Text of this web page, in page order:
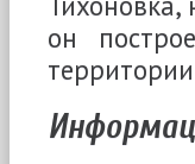
он